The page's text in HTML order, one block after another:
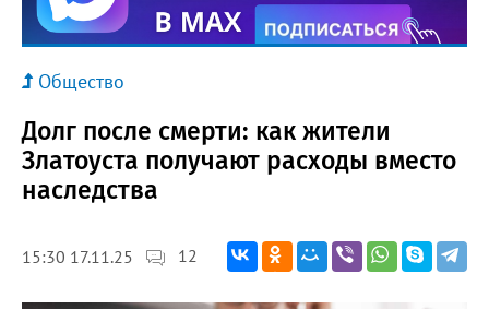
Общество
Долг после смерти: как жители
Златоуста получают расходы вместо
наследства
15:30 17.11.25 12